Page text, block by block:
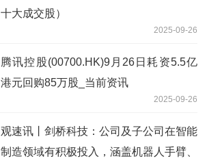
十大成交股）
2025-09-26
腾讯控股(00700.HK)9月26日耗资5.5亿
港元回购85万股_当前资讯
2025-09-26
观速讯丨剑桥科技：公司及子公司在智能
制造领域有积极投入，涵盖机器人手臂、